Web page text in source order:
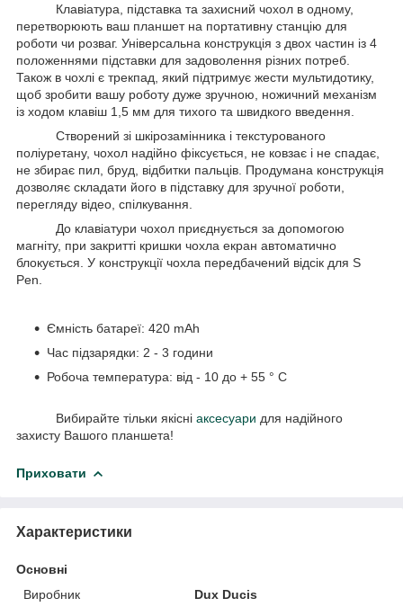
Клавіатура, підставка та захисний чохол в одному,
перетворюють ваш планшет на портативну станцію для
роботи чи розваг. Універсальна конструкція з двох частин із 4
положеннями підставки для задоволення різних потреб.
Також в чохлі є трекпад, який підтримує жести мультидотику,
щоб зробити вашу роботу дуже зручною, ножичний механізм
із ходом клавіш 1,5 мм для тихого та швидкого введення.
Створений зі шкірозамінника і текстурованого
поліуретану, чохол надійно фіксується, не ковзає і не спадає,
не збирає пил, бруд, відбитки пальців. Продумана конструкція
дозволяє складати його в підставку для зручної роботи,
перегляду відео, спілкування.
До клавіатури чохол приєднується за допомогою
магніту, при закритті кришки чохла екран автоматично
блокується. У конструкції чохла передбачений відсік для S
Pen.
Ємність батареї: 420 mAh
Час підзарядки: 2 - 3 години
Робоча температура: від - 10 до + 55 ° C
Вибирайте тільки якісні аксесуари для надійного
захисту Вашого планшета!
Приховати
Характеристики
Основні
Виробник
Dux Ducis